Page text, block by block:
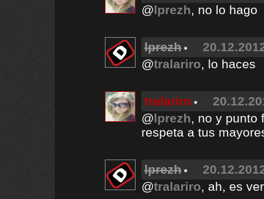
@lprezh, no lo hago
lprezh
@tralariro, lo haces
tralariro
@lprezh, no y punto
respeta a tus
lprezh
@tralariro, ah, es